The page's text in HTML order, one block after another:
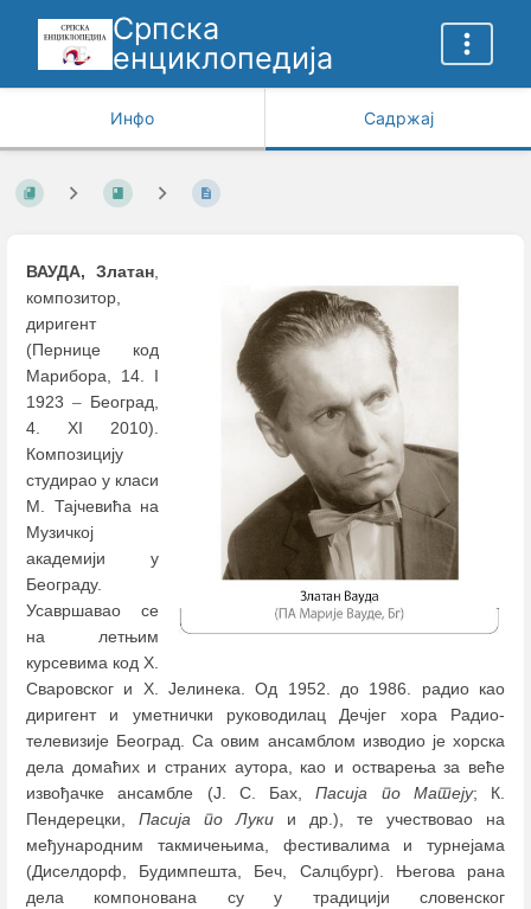
Српска
енциклопедија
Инфо Садржај
ВАУДА, Златан,
композитор,
диригент
(Пернице код
Марибора, 14. I
1923 – Београд,
4. XI 2010).
Композицију
студирао у класи
М. Тајчевића на
Музичкој
академији у
Београду.
Усавршавао се
на летњим
курсевима код Х.
Сваровског и Х. Јелинека. Од 1952. до 1986. радио као
диригент и уметнички руководилац Дечјег хора Радио-
телевизије Београд. Са овим ансамблом изводио је хорска
дела домаћих и страних аутора, као и остварења за веће
извођачке ансамбле (Ј. С. Бах,Пасија по Матеју; К.
Пендерецки, Пасија по Луки и др.), те учествовао на
међународним такмичењима, фестивалима и турнејама
(Диселдорф, Будимпешта, Беч, Салцбург). Његова рана
дела компонована су у традицији словенског